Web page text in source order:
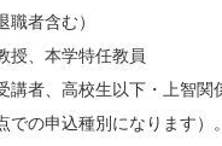
者含む）
、本学特任教員
者、高校生以下・上智関
での申込種別になります）。